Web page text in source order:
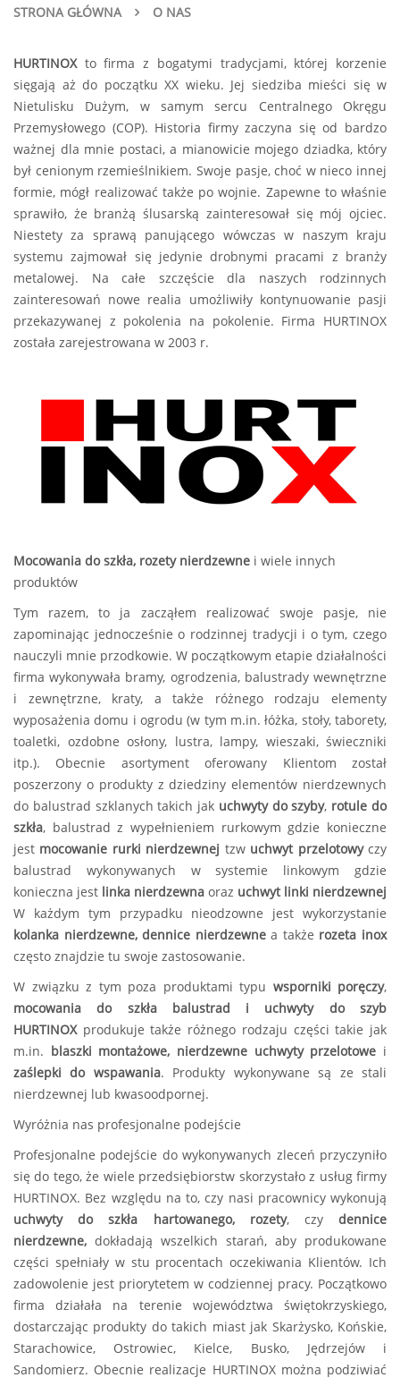
STRONA GŁÓWNA O NAS
HURTINOXto firma z bogatymi tradycjami, której korzenie
sięgają aż do początku XX wieku. Jej siedziba mieści się w
Nietulisku Dużym, w samym sercu Centralnego Okręgu
Przemysłowego (COP). Historia firmy zaczyna się od bardzo
ważnej dla mnie postaci, a mianowicie mojego dziadka, który
był cenionym rzemieślnikiem. Swoje pasje, choć w nieco innej
formie, mógł realizować także po wojnie. Zapewne to właśnie
sprawiło, że branżą ślusarską zainteresował się mój ojciec.
Niestety za sprawą panującego wówczas w naszym kraju
systemu zajmował się jedynie drobnymi pracami z branży
metalowej. Na całe szczęście dla naszych rodzinnych
zainteresowań nowe realia umożliwiły kontynuowanie pasji
przekazywanej z pokolenia na pokolenie. Firma HURTINOX
została zarejestrowana w 2003 r.
Mocowania do szkła, rozety nierdzewne i wiele innych
produktów
Tym razem, to ja zacząłem realizować swoje pasje, nie
zapominając jednocześnie o rodzinnej tradycji i o tym, czego
nauczyli mnie przodkowie. W początkowym etapie działalności
firma wykonywała bramy, ogrodzenia, balustrady wewnętrzne
i zewnętrzne, kraty, a także różnego rodzaju elementy
wyposażenia domu i ogrodu (w tym m.in. łóżka, stoły, taborety,
toaletki, ozdobne osłony, lustra, lampy, wieszaki, świeczniki
itp.). Obecnie asortyment oferowany Klientom został
poszerzony o produkty z dziedziny elementów nierdzewnych
do balustrad szklanych takich jak uchwyty do szyby, rotule do
szkła, balustrad z wypełnieniem rurkowym gdzie konieczne
jest mocowanie rurki nierdzewnej tzw uchwyt przelotowyczy
balustrad wykonywanych w systemie linkowym gdzie
konieczna jest linka nierdzewna oraz uchwyt linki nierdzewnej
W każdym tym przypadku nieodzowne jest wykorzystanie
kolanka nierdzewne,dennice nierdzewnea także rozeta inox
często znajdzie tu swoje zastosowanie.
W związku z tym poza produktami typu wsporniki poręczy,
mocowania do szkła balustrad i uchwyty do szyb
HURTINOXprodukuje także różnego rodzaju części takie jak
m.in. blaszki montażowe, nierdzewne uchwyty przelotowe i
zaślepki do wspawania. Produkty wykonywane są ze stali
nierdzewnej lub kwasoodpornej.
Wyróżnia nas profesjonalne podejście
Profesjonalne podejście do wykonywanych zleceń przyczyniło
się do tego, że wiele przedsiębiorstw skorzystało z usług firmy
HURTINOX. Bez względu na to, czy nasi pracownicy wykonują
uchwyty do szkła hartowanego, rozety, czydennice
nierdzewne, dokładają wszelkich starań, aby produkowane
części spełniały w stu procentach oczekiwania Klientów. Ich
zadowolenie jest priorytetem w codziennej pracy. Początkowo
firma działała na terenie województwa świętokrzyskiego,
dostarczając produkty do takich miast jak Skarżysko, Końskie,
Starachowice, Ostrowiec, Kielce, Busko, Jędrzejów i
Sandomierz. Obecnie realizacje HURTINOX można podziwiać